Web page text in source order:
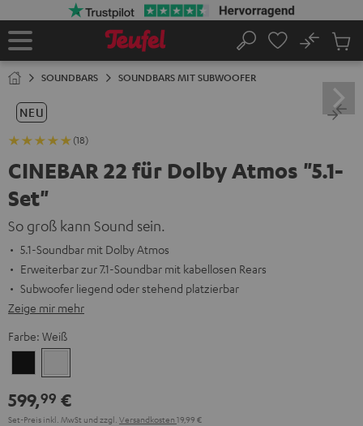
Startseite
Suche
No
SOUNDBARS SOUNDBARS MIT SUBWOOFER
NEU
(18)
CINEBAR 22 für Dolby Atmos "5.1-
Set"
So groß kann Sound sein.
5.1-Soundbar mit Dolby Atmos
Erweiterbar zur 7.1-Soundbar mit kabellosen Rears
Subwoofer liegend oder stehend platzierbar
Zeige mir mehr
Farbe: Weiß
599,99 €
Set-Preis inkl. MwSt und zzgl. Versandkosten 19,99 €